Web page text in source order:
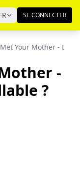
SE CONNECTER
Your Mother - Do
-
?